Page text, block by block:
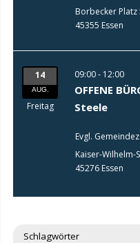
Borbecker Platz
45355 Essen
14
AUG.
Freitag
09:00 - 12:00
OFFENE
Steele
Evgl.
Kaiser-Wilhelm-
45276 Essen
Schlagwörter